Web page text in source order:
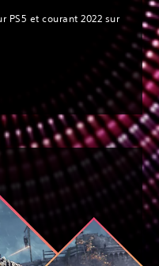
PS5 et courant 2022 sur